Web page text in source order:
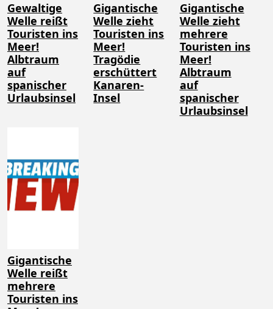
Gewaltige
Welle reißt
Touristen ins
Meer!
Albtraum
auf
spanischer
Urlaubsinsel
Gigantische
Welle zieht
Touristen ins
Meer!
Tragödie
erschüttert
Kanaren-
Insel
Gigantische
Welle zieht
mehrere
Touristen ins
Meer!
Albtraum
auf
spanischer
Urlaubsinsel
Gigantische
Welle reißt
mehrere
Touristen ins